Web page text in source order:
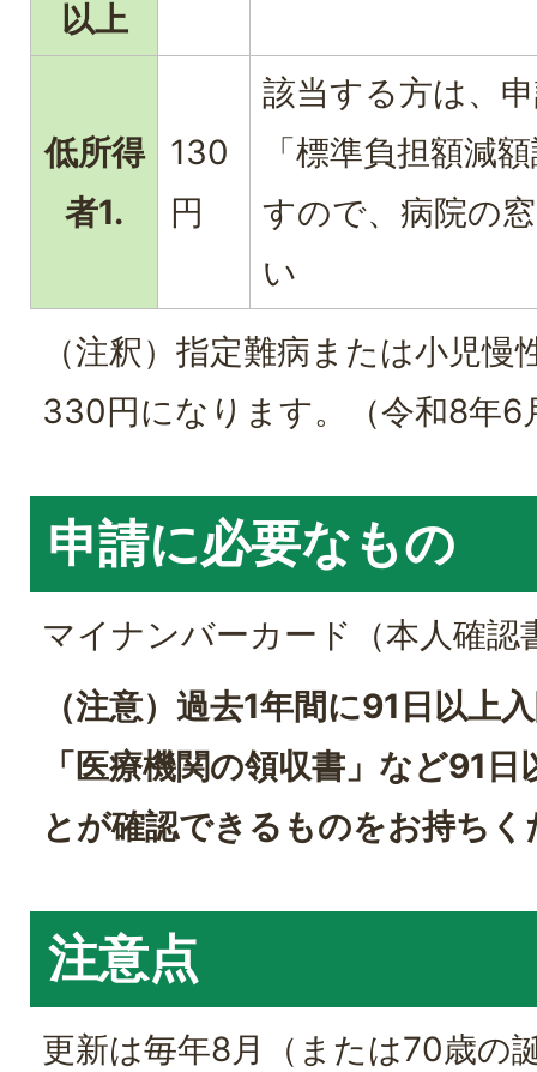
以上
低所得
者1.
130
円
該当する方は、
「標準負担額減
すので、病院の
い
（注釈）指定難病または小児
330円になります。（令和8年6
申請に必要なもの
マイナンバーカード（本人確認
（注意）過去1年間に91日以上
「医療機関の領収書」など91
とが確認できるものをお持ちく
注意点
更新は毎年8月（または70歳の